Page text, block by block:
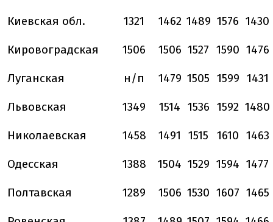
Киевская обл. 1321 1462 1489 1576 1430
Кировоградская 1506 1506 1527 1590 1476
Луганская н/п 1479 1505 1599 1431
Львовская 1349 1514 1536 1592 1480
Николаевская 1458 1491 1515 1610 1463
Одесская 1388 1504 1529 1594 1477
Полтавская 1289 1506 1530 1607 1465